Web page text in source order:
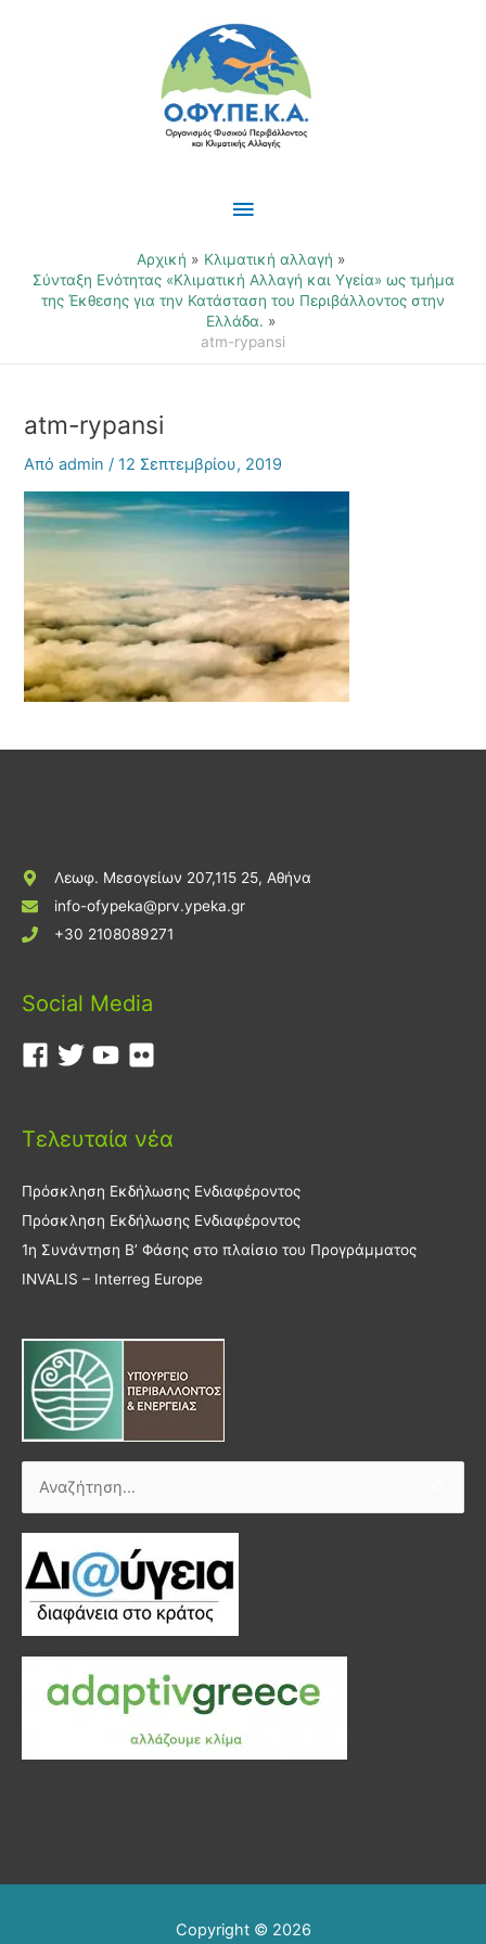
Κύριο
Μενού
Αρχική
Κλιματική αλλαγή
Σύνταξη Ενότητας «Κλιματική Αλλαγή και Υγεία» ως τμήμα
της Έκθεσης για την Κατάσταση του Περιβάλλοντος στην
Ελλάδα.
atm-rypansi
atm-rypansi
Απόadmin/12 Σεπτεμβρίου, 2019
Λεωφ. Μεσογείων 207,115 25, Αθήνα
info-ofypeka@prv.ypeka.gr
+30 2108089271
Social Media
Τελευταία νέα
Πρόσκληση Εκδήλωσης Ενδιαφέροντος
Πρόσκληση Εκδήλωσης Ενδιαφέροντος
1η Συνάντηση Β’ Φάσης στο πλαίσιο του Προγράμματος
INVALIS – Interreg Europe
Αναζήτηση
Copyright © 2026